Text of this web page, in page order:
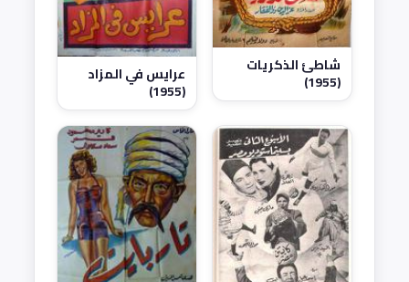
شاطئ الذكريات
(1955) عرايس في المزاد
(1955)